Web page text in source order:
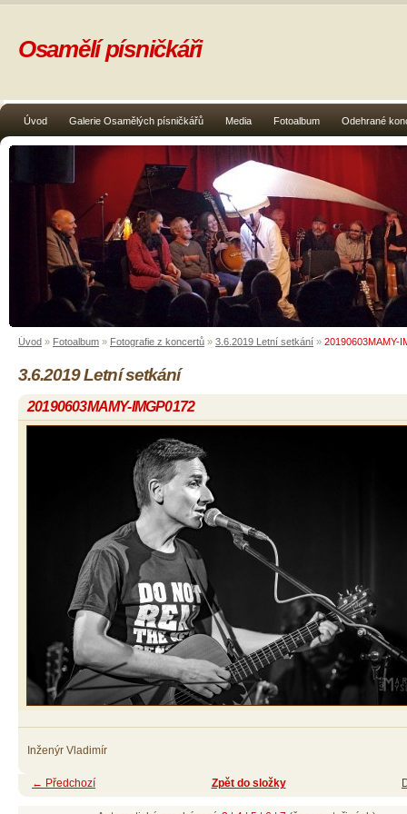
Úvod Galerie Osamělých písničkářů Media Fotoalbum Odehrané
Osamělí písničkáři
Úvod » Fotoalbum » Fotografie z koncertů » 3.6.2019 Letní setkání » 20190603MAMY-
3.6.2019 Letní setkání
20190603MAMY-IMGP0172
Inženýr Vladimír
← Předchozí Zpět do složky